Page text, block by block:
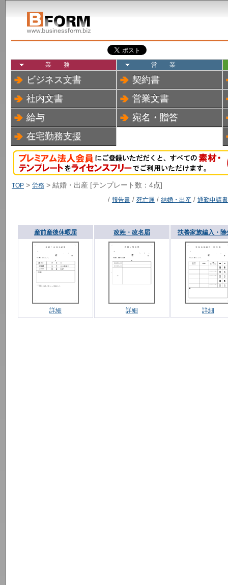
業務
ビジネス文書
社内文書
給与
在宅勤務支援
営業
契約書
営業文書
宛名・贈答
TOP > 労務 > 結婚・出産 [テンプレート数：4点]
/ 報告書/ 死亡届 / 結婚・出産/ 通勤申請書
産前産後休暇届 改姓・改名届 扶養家族編入・除
詳細 詳細 詳細